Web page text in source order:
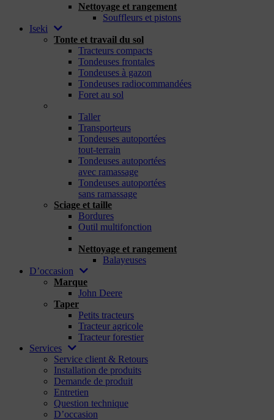
Nettoyage et rangement
Souffleurs et pistons
Iseki
Tonte et travail du sol
Tracteurs compacts
Tondeuses frontales
Tondeuses à gazon
Tondeuses radiocommandées
Foret au sol
Taller
Transporteurs
Tondeuses autoportées
tout-terrain
Tondeuses autoportées
avec ramassage
Tondeuses autoportées
sans ramassage
Sciage et taille
Bordures
Outil multifonction
Nettoyage et rangement
Balayeuses
D’occasion
Marque
John Deere
Taper
Petits tracteurs
Tracteur agricole
Tracteur forestier
Services
Service client & Retours
Installation de produits
Demande de produit
Entretien
Question technique
D’occasion